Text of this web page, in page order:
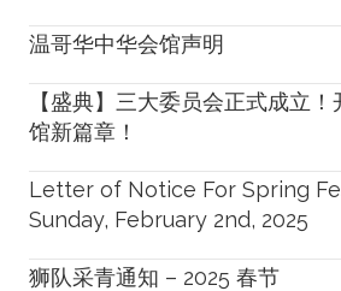
温哥华中华会馆声明
【盛典】三大委员会正式成立
馆新篇章！
Letter of Notice For Spring
Sunday, February 2nd, 2025
狮队采青通知 – 2025 春节